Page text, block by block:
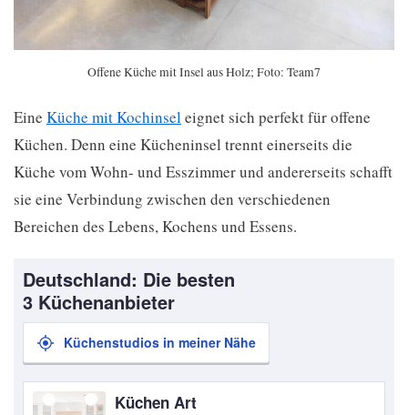
Offene Küche mit Insel aus Holz; Foto: Team7
Eine Küche mit Kochinseleignet sich perfekt für offene
Küchen. Denn eine Kücheninsel trennt einerseits die
Küche vom Wohn- und Esszimmer und andererseits schafft
sie eine Verbindung zwischen den verschiedenen
Bereichen des Lebens, Kochens und Essens.
Deutschland: Die besten
3 Küchenanbieter
Küchenstudios in meiner Nähe
Küchen Art